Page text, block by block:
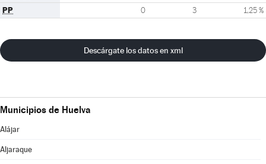
PP 0 3 1,25 %
Descárgate los datos en xml
Municipios de Huelva
Alájar
Aljaraque